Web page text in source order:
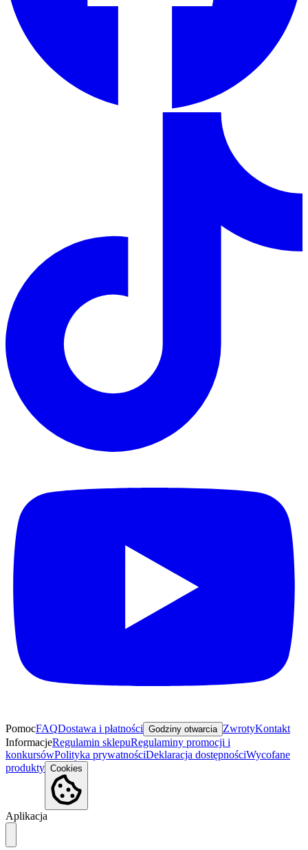
PomocFAQDostawa i płatności Godziny otwarcia ZwrotyKontakt
InformacjeRegulamin sklepuRegulaminy promocji i
konkursówPolityka prywatnościDeklaracja dostępnościWycofane
produkty Cookies
Aplikacja